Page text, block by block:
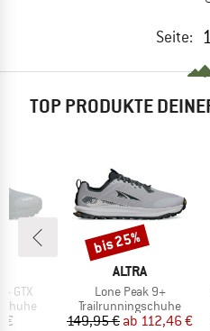
Seite:
TOP PRODUKTE
GTX
€
MARKE
ALTRA
Artikel
Lone Peak 9+
Produktgruppe
Trailrunningschuhe
Preis
149,95 € reduzierter
ab 112,46 €
Rabatt
bis 25%